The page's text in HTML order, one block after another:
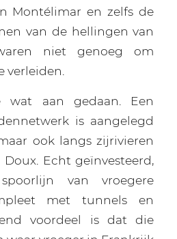
Montélimar en zelfs de
van de hellingen van
niet genoeg om
verleiden.
wat aan gedaan. Een
is aangelegd
ook langs zijrivieren
Echt geïnvesteerd,
van vroegere
met tunnels en
voordeel is dat die